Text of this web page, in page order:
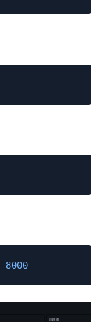
8000